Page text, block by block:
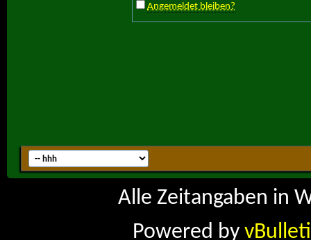
Angemeldet bleiben?
Alle Zeitangaben in
Powered by